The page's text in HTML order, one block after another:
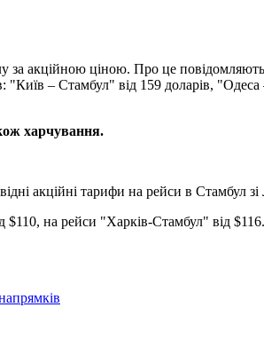
за акційною ціною. Про це
"Київ – Стамбул" від 159 доларів,
харчування.
акційні тарифи на рейси в Стамбул
на рейси "Харків-Стамбул" від